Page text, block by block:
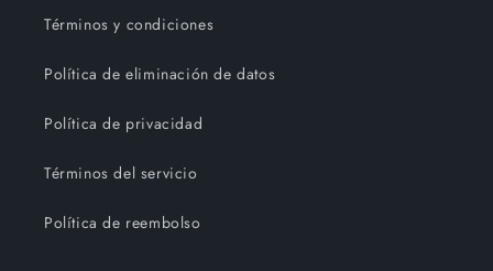
Términos y condiciones
Política de eliminación de datos
Política de privacidad
Términos del servicio
Política de reembolso